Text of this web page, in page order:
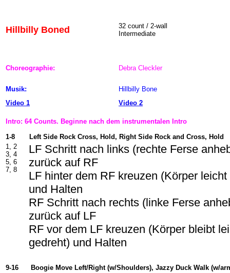
Hillbilly Boned
32 count / 2-wall
Intermediate
Choreographie: Debra Cleckler
Musik:
Hillbilly Bone
Video 1
Video 2
Intro: 64 Counts. Beginne nach dem instrumentalen Intro
1-8
Left Side Rock Cross, Hold, Right Side Rock and Cross, Hold
1, 2
3, 4
5, 6
7, 8
LF Schritt nach links (rechte Ferse
zurück auf RF
LF hinter dem RF kreuzen (Körper
und Halten
RF Schritt nach rechts (linke Ferse
zurück auf LF
RF vor dem LF kreuzen (Körper bleibt
gedreht) und Halten
9-16
Boogie Move Left/Right (w/Shoulders), Jazzy Duck Walk (w/